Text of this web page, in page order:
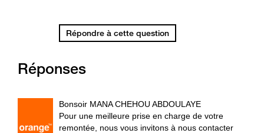
Répondre à cette question
Réponses
Bonsoir MANA CHEHOU ABDOULAYE
Pour une meilleure prise en charge de votre
remontée, nous vous invitons à nous contacter